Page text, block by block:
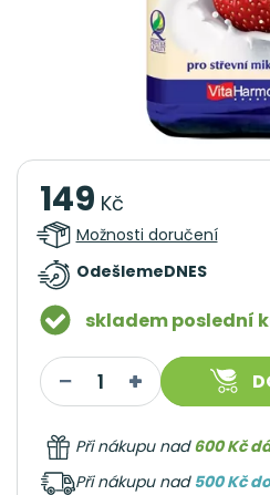
149 Kč
Možnosti doručení
OdešlemeDNES
skladem poslední
Při nákupu nad600 Kč
Při nákupu nad 500 Kč